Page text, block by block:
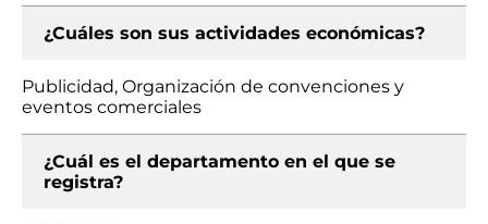
¿Cuáles son sus actividades económicas?
Publicidad, Organización de convenciones y
eventos comerciales
¿Cuál es el departamento en el que se
registra?